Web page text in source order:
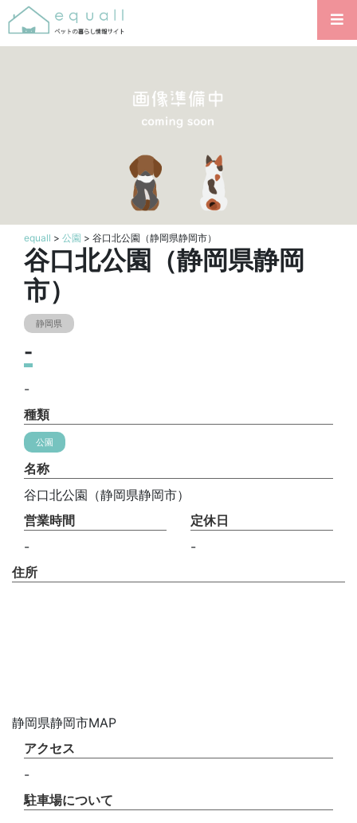
equall > 公園 > 谷口北公園（静岡県静岡市）
谷口北公園（静岡県静岡
市）
静岡県
-
-
種類
公園
名称
谷口北公園（静岡県静岡市）
営業時間
-
定休日
-
住所
静岡県静岡市MAP
アクセス
-
駐車場について